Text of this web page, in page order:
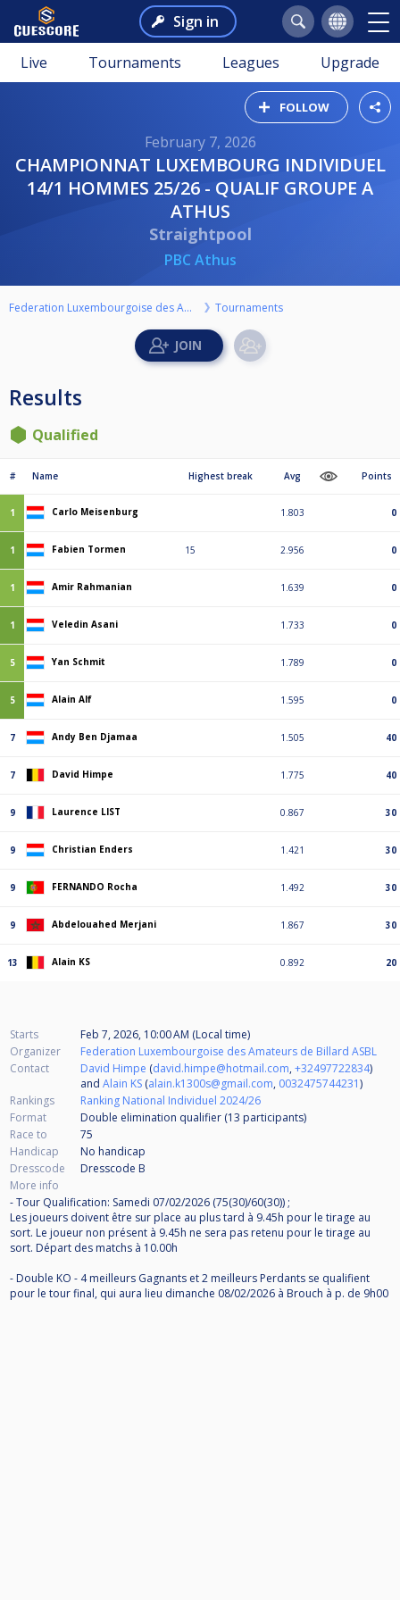
Sign in
Live Tournaments Leagues Upgrade
FOLLOW
February 7, 2026
CHAMPIONNAT LUXEMBOURG INDIVIDUEL
14/1 HOMMES 25/26 - QUALIF GROUPE A
ATHUS
Straightpool
PBC Athus
Federation Luxembourgoise des Amateurs de Billard ASBL Tournaments
Results
Qualified
# Name Highest break Avg Points
1 Carlo Meisenburg 1.803 0
1 Fabien Tormen 15 2.956 0
1 Amir Rahmanian 1.639 0
1 Veledin Asani 1.733 0
5 Yan Schmit 1.789 0
5 Alain Alf 1.595 0
7 Andy Ben Djamaa 1.505 40
7 David Himpe 1.775 40
9 Laurence LIST 0.867 30
9 Christian Enders 1.421 30
9 FERNANDO Rocha 1.492 30
9 Abdelouahed Merjani 1.867 30
13 Alain KS 0.892 20
Starts
Feb 7, 2026, 10:00 AM (Local time)
Organizer
Federation Luxembourgoise des Amateurs de Billard ASBL
Contact
David Himpe (david.himpe@hotmail.com,+32497722834)
and Alain KS (alain.k1300s@gmail.com, 0032475744231)
Rankings
Ranking National Individuel 2024/26
Format
Double elimination qualifier (13 participants)
Race to
75
Handicap
No handicap
Dresscode
Dresscode B
More info
- Tour Qualification: Samedi 07/02/2026 (75(30)/60(30)) ;
Les joueurs doivent être sur place au plus tard à 9.45h pour le tirage au
sort. Le joueur non présent à 9.45h ne sera pas retenu pour le tirage au
sort. Départ des matchs à 10.00h
- Double KO - 4 meilleurs Gagnants et 2 meilleurs Perdants se qualifient
pour le tour final, qui aura lieu dimanche 08/02/2026 à Brouch à p. de 9h00